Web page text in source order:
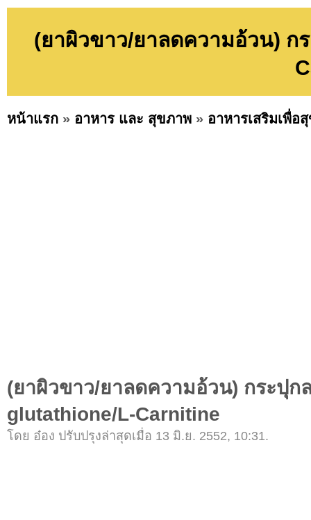
(ยาผิวขาว/ยาลดความอ้วน) ก
หน้าแรก » อาหาร และ สุขภาพ » อาหารเสริมเพื่อ
(ยาผิวขาว/ยาลดความอ้วน) กระปุก
glutathione/L-Carnitine
โดย อ๋อง ปรับปรุงล่าสุดเมื่อ 13 มิ.ย. 2552, 10:31.